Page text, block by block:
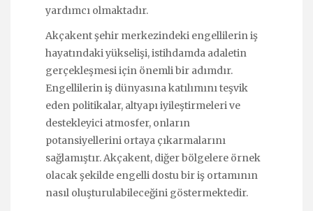
yardımcı olmaktadır.
Akçakent şehir merkezindeki engellilerin iş
hayatındaki yükselişi, istihdamda adaletin
gerçekleşmesi için önemli bir adımdır.
Engellilerin iş dünyasına katılımını teşvik
eden politikalar, altyapı iyileştirmeleri ve
destekleyici atmosfer, onların
potansiyellerini ortaya çıkarmalarını
sağlamıştır. Akçakent, diğer bölgelere örnek
olacak şekilde engelli dostu bir iş ortamının
nasıl oluşturulabileceğini göstermektedir.